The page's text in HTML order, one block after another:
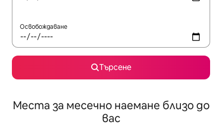
Освобождаване
Търсене
Места за месечно наемане близо до
вас